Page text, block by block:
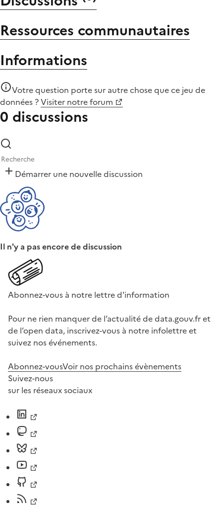
Ressources communautaires
Informations
Votre question porte sur autre chose quece jeu de
données ?Visiter notre forum
0 discussions
Démarrer une nouvelle discussion
Il n'y a pas encore de discussion
Abonnez-vous à notre lettre d'information
Pour ne rien manquer de l’actualité de data.gouv.fr et
de l’open data, inscrivez-vous à notre infolettre et
suivez nos événements.
Abonnez-vousVoir nos prochains évènements
Suivez-nous
sur les réseaux sociaux